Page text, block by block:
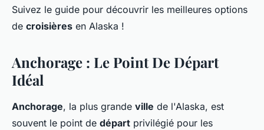
Suivez le guide pour découvrir les meilleures options
de croisières en Alaska !
Anchorage : Le Point De Départ
Idéal
Anchorage, la plus grande ville de l'Alaska, est
souvent le point de départ privilégié pour les